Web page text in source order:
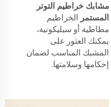
مشابك خراطيم التوتر
المستمر الخراطيم
مطاطية أو سيليكونية،
يمكنك العثور على
المشبك المناسب لضمان
إحكامها وسلامتها.